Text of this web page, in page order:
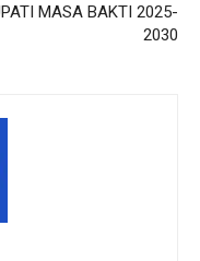
MASA BAKTI 2025-
2030